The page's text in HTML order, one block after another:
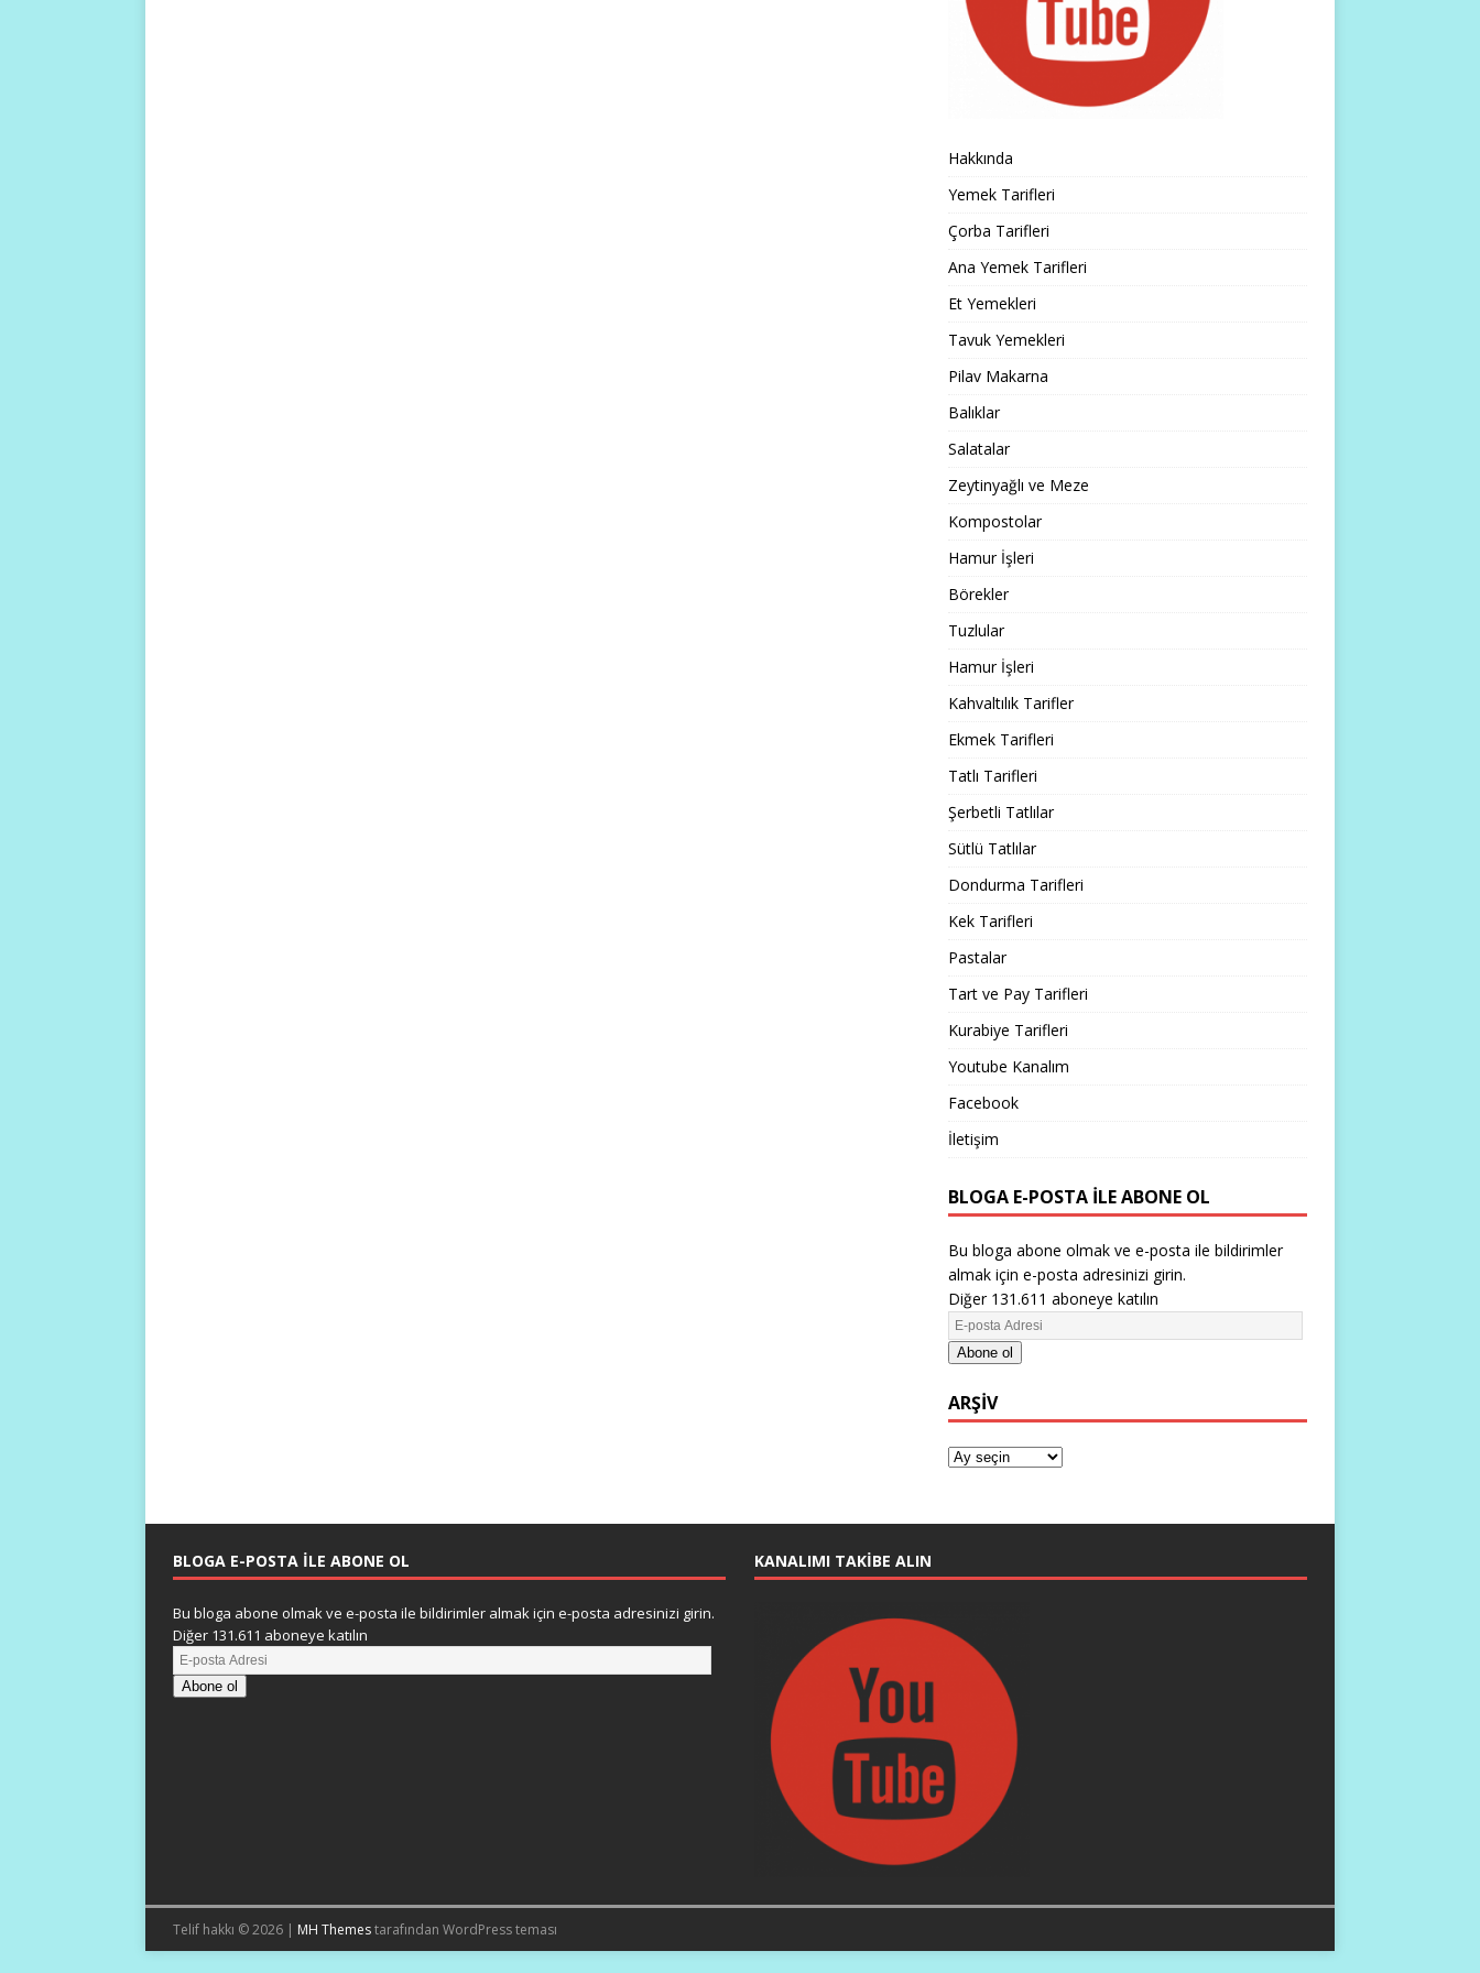
Hakkında
Yemek Tarifleri
Çorba Tarifleri
Ana Yemek Tarifleri
Et Yemekleri
Tavuk Yemekleri
Pilav Makarna
Balıklar
Salatalar
Zeytinyağlı ve Meze
Kompostolar
Hamur İşleri
Börekler
Tuzlular
Hamur İşleri
Kahvaltılık Tarifler
Ekmek Tarifleri
Tatlı Tarifleri
Şerbetli Tatlılar
Sütlü Tatlılar
Dondurma Tarifleri
Kek Tarifleri
Pastalar
Tart ve Pay Tarifleri
Kurabiye Tarifleri
Youtube Kanalım
Facebook
İletişim
BLOGA E-POSTA ILE ABONE OL
Bu bloga abone olmak ve e-posta ile bildirimler
almak için e-posta adresinizi girin.
Diğer 131.611 aboneye katılın
Abone ol
ARŞIV
BLOGA E-POSTA ILE ABONE OL
Bu bloga abone olmak ve e-posta ile bildirimler almak için e-posta adresinizi girin.
Diğer 131.611 aboneye katılın
Abone ol
KANALIMI TAKIBE ALIN
Telif hakkı © 2026 | MH Themestarafından WordPress teması